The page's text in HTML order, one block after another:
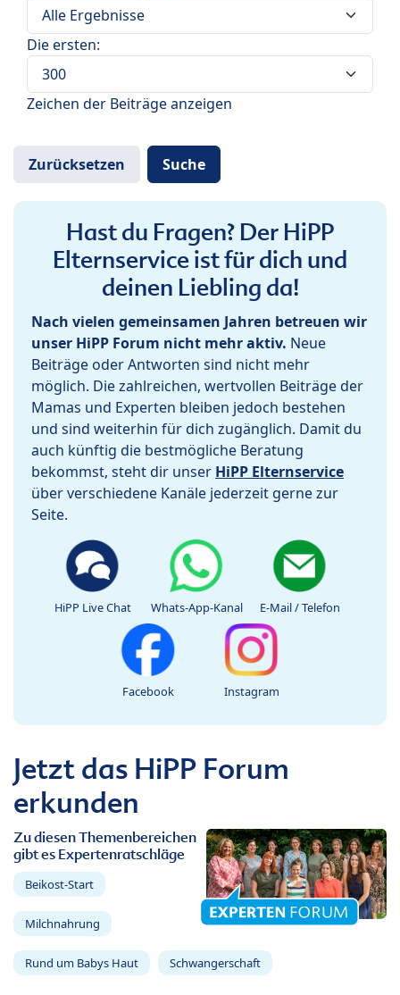
Die ersten:
Zeichen der Beiträge anzeigen
Hast du Fragen? Der HiPP
Elternservice ist für dich und
deinen Liebling da!
Nach vielen gemeinsamen Jahren betreuen wir
unser HiPP Forum nicht mehr aktiv. Neue
Beiträge oder Antworten sind nicht mehr
möglich. Die zahlreichen, wertvollen Beiträge der
Mamas und Experten bleiben jedoch bestehen
und sind weiterhin für dich zugänglich. Damit du
auch künftig die bestmögliche Beratung
bekommst, steht dir unser HiPP Elternservice
über verschiedene Kanäle jederzeit gerne zur
Seite.
HiPP Live Chat Whats-App-Kanal E-Mail / Telefon
Facebook Instagram
Jetzt das HiPP Forum
erkunden
Zu diesen Themenbereichen
gibt es Expertenratschläge
Beikost-Start
Milchnahrung
Rund um Babys Haut Schwangerschaft